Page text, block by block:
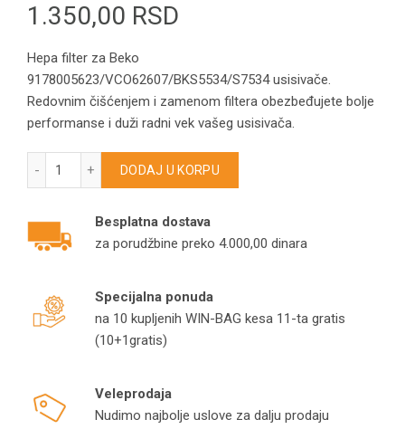
1.350,00 RSD
Hepa filter za Beko
9178005623/VCO62607/BKS5534/S7534 usisivače.
Redovnim čišćenjem i zamenom filtera obezbeđujete bolje
performanse i duži radni vek vašeg usisivača.
Hepa filter za Beko 9178005623/VCO62607/BKS5534/
DODAJ U KORPU
Besplatna dostava
za porudžbine preko 4.000,00 dinara
Specijalna ponuda
na 10 kupljenih WIN-BAG kesa 11-ta gratis
(10+1gratis)
Veleprodaja
Nudimo najbolje uslove za dalju prodaju